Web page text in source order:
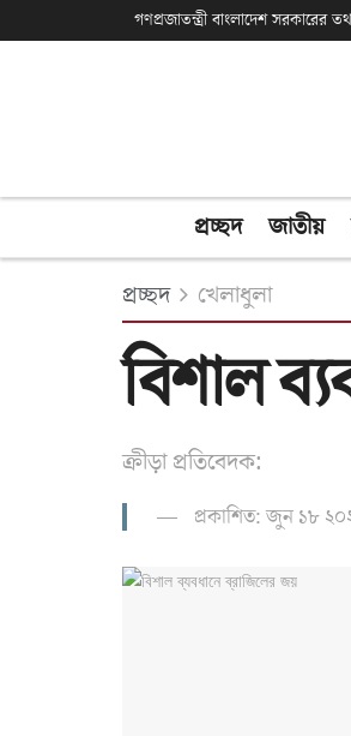
গণপ্রজাতন্ত্রী বাংলাদেশ সরকারের
প্রচ্ছদ জাতীয়
প্রচ্ছদ খেলাধুলা
বিশাল
ক্রীড়া প্রতিবেদক:
প্রকাশিত: জুন ১৮